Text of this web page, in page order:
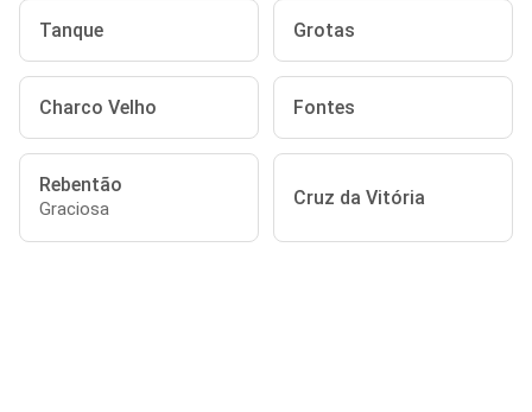
Tanque Grotas
Charco Velho Fontes
Rebentão
Graciosa Cruz da Vitória